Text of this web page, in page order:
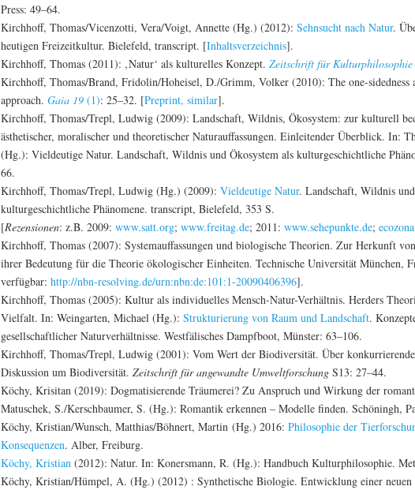
Press: 49–64.
Kirchhoff, Thomas/Vicenzotti, Vera/Voigt, Annette (Hg.) (2012): Sehnsucht nach Natur.
heutigen Freizeitkultur. Bielefeld, transcript. [Inhaltsverzeichnis].
Kirchhoff, Thomas (2011): ‚Natur‘ als kulturelles Konzept. Zeitschrift für Kulturphilosophie
Kirchhoff, Thomas/Brand, Fridolin/Hoheisel, D./Grimm, Volker (2010): The one-sidedness
approach. Gaia 19 (1): 25–32. [Preprint, similar].
Kirchhoff, Thomas/Trepl, Ludwig (2009): Landschaft, Wildnis, Ökosystem: zur kulturell
ästhetischer, moralischer und theoretischer Naturauffassungen. Einleitender Überblick. In:
(Hg.): Vieldeutige Natur. Landschaft, Wildnis und Ökosystem als kulturgeschichtliche
66.
Kirchhoff, Thomas/Trepl, Ludwig (Hg.) (2009): Vieldeutige Natur. Landschaft, Wildnis
kulturgeschichtliche Phänomene. transcript, Bielefeld, 353 S.
[Rezensionen: z.B. 2009: www.satt.org; www.freitag.de; 2011: www.sehepunkte.de;
Kirchhoff, Thomas (2007): Systemauffassungen und biologische Theorien. Zur Herkunft
ihrer Bedeutung für die Theorie ökologischer Einheiten. Technische Universität München,
verfügbar: http://nbn-resolving.de/urn:nbn:de:101:1-20090406396].
Kirchhoff, Thomas (2005): Kultur als individuelles Mensch-Natur-Verhältnis. Herders
Vielfalt. In: Weingarten, Michael (Hg.): Strukturierung von Raum und Landschaft.
gesellschaftlicher Naturverhältnisse. Westfälisches Dampfboot, Münster: 63–106.
Kirchhoff, Thomas/Trepl, Ludwig (2001): Vom Wert der Biodiversität. Über
Diskussion um Biodiversität. Zeitschrift für angewandte Umweltforschung S13: 27–44.
Köchy, Krisitan (2019): Dogmatisierende Träumerei? Zu Anspruch und Wirkung der
Matuschek, S./Kerschbaumer, S. (Hg.): Romantik erkennen – Modelle finden. Schöningh,
Köchy, Kristian/Wunsch, Matthias/Böhnert, Martin (Hg.) 2016: Philosophie der
Konsequenzen. Alber, Freiburg.
Köchy, Kristian (2012): Natur. In: Konersmann, R. (Hg.): Handbuch Kulturphilosophie.
Köchy, Kristian/Hümpel, A. (Hg.) (2012) : Synthetische Biologie. Entwicklung einer